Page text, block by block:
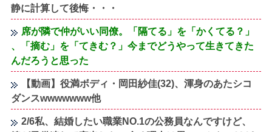
静に計算して後悔・・・
席が隣で仲がいい同僚。「隔てる」を「かくてる？」
、「摘む」を「てきむ？」今までどうやって生きてきた
んだろうと思った
【動画】役満ボディ・岡田紗佳(32)、渾身のあたシコ
ダンスwwwwwww他
2/6私、結婚したい職業NO.1の公務員なんですけど、